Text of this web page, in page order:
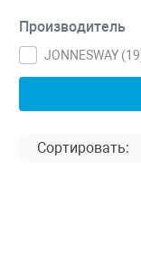
Производитель
JONNESWAY (19